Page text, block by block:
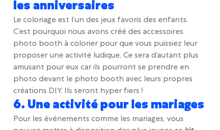
les anniversaires
Le coloriage est l’un des jeux favoris des enfants.
C’est pourquoi nous avons créé des accessoires
photo booth à colorier pour que vous puissiez leur
proposer une activité ludique. Ce sera d’autant plus
amusant pour eux car ils pourront se prendre en
photo devant le photo booth avec leurs propres
créations DIY. Ils seront hyper fiers !
6. Une activité pour les mariages
Pour les événements comme les mariages, vous